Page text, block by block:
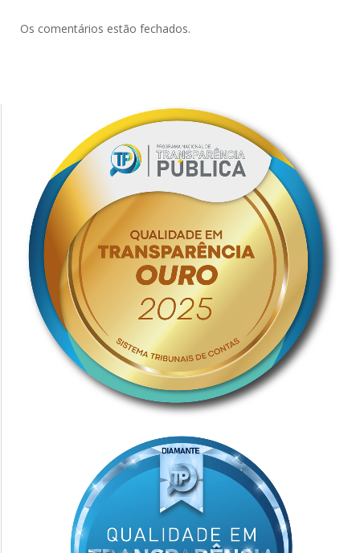
Os comentários estão fechados.